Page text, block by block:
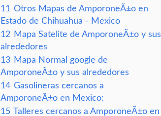
11 Otros Mapas de AmporoneÃ±o en
Estado de Chihuahua - Mexico
12 Mapa Satelite de AmporoneÃ±o y sus
alrededores
13 Mapa Normal google de
AmporoneÃ±o y sus alrededores
14 Gasolineras cercanos a
AmporoneÃ±o en Mexico:
15 Talleres cercanos a AmporoneÃ±o en